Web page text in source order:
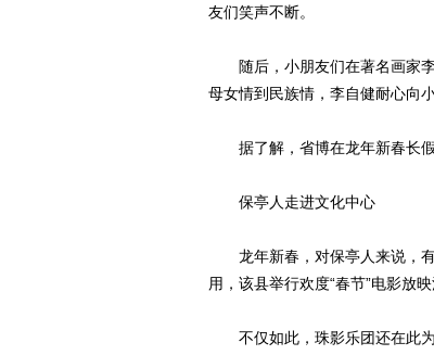
友们笑声不断。
随后，小朋友们在著名画家李
母女情到民族情，李自健耐心向
据了解，省博在龙年新春长假
保亭人走进文化中心
龙年新春，对保亭人来说，有
用，该县举行欢度“春节”电影放
不仅如此，珠影乐团还在此为